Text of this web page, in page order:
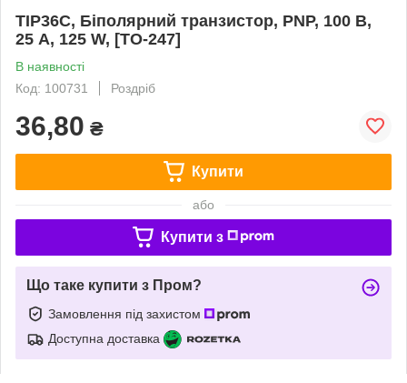
TIP36C, Біполярний транзистор, PNP, 100 В,
25 А, 125 W, [TO-247]
В наявності
Код: 100731
Роздріб
36,80 ₴
Купити
або
Купити з
Що таке купити з Пром?
Замовлення під захистом
Доступна доставка